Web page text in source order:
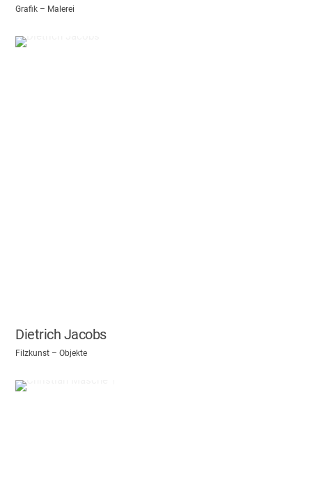
Grafik – Malerei
Dietrich Jacobs
Filzkunst – Objekte